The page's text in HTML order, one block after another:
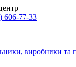
606-77-33
виробники та